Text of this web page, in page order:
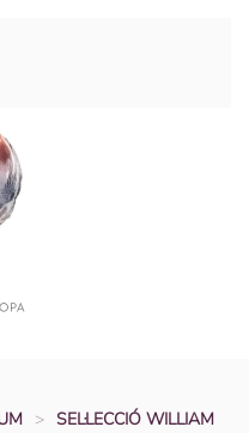
SEL·LECCIÓ WILLIAM